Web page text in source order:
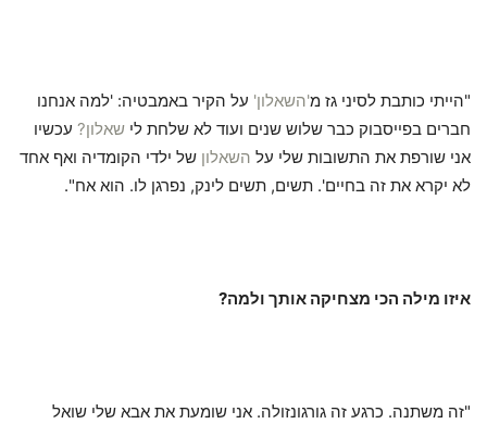
"הייתי כותבת לסיני גז מ'השאלון' על הקיר באמבטיה: 'למה אנחנו
חברים בפייסבוק כבר שלוש שנים ועוד לא שלחת לי שאלון? עכשיו
אני שורפת את התשובות שלי על השאלון של ילדי הקומדיה ואף אחד
לא יקרא את זה בחיים'. תשים, תשים לינק, נפרגן לו. הוא אח".
איזו מילה הכי מצחיקה אותך ולמה?
"זה משתנה. כרגע זה גורגונזולה. אני שומעת את אבא שלי שואל